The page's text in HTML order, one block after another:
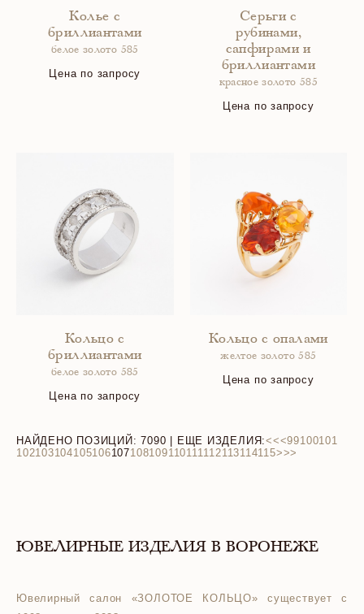
Колье с
бриллиантами
белое золото 585
Цена по запросу
Серьги с
рубинами,
сапфирами и
бриллиантами
красное золото 585
Цена по запросу
Кольцо с
бриллиантами
белое золото 585
Цена по запросу
Кольцо с опалами
желтое золото 585
Цена по запросу
НАЙДЕНО ПОЗИЦИЙ:7090 | ЕЩЕ ИЗДЕЛИЯ:<<<99100101
102103104105106107108109110111112113114115>>>
ЮВЕЛИРНЫЕ ИЗДЕЛИЯ В ВОРОНЕЖЕ
Ювелирный салон «ЗОЛОТОЕ КОЛЬЦО» существует с